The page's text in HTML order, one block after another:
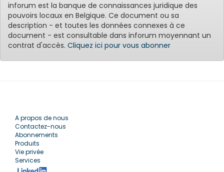
inforum est la banque de connaissances juridique des
pouvoirs locaux en Belgique. Ce document ou sa
description - et toutes les données connexes à ce
document - est consultable dans inforum moyennant un
contrat d'accès. Cliquez ici pour vous abonner
A propos de nous
Contactez-nous
Abonnements
Produits
Vie privée
Services